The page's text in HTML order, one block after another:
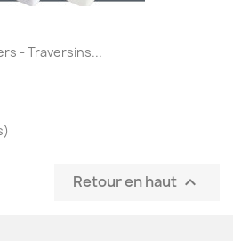
- Traversins...
Retour en haut 